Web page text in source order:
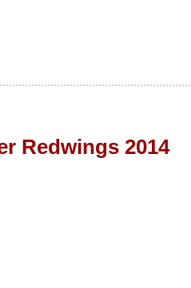
Redwings 2014